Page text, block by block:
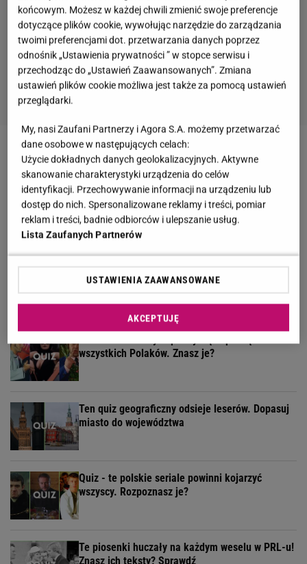
Słowa, których używały nasze prababcie.
Udowodnij, że wiesz o co chodzi
Quiz o "Seksmisji". Sprawdź, jak dobrze
pamiętasz ten kultowy film
Umiesz się zachować? Sprawdź to w quizie z
zasad savoir vivre!
wszystkich Polaków. Znasz je?
Ten quiz geograficzny odsieje leserów. Dopasuj
miasto do województwa
Quiz - te polskie seriale powinni kojarzyć
wszyscy. Rozpoznasz je?
Te piosenki huczały na każdym weselu w PRL-u!
Znasz ich teksty? Sprawdź
końcowym. Możesz w każdej chwili zmienić swoje preferencje
dotyczące plików cookie, wywołując narzędzie do zarządzania
twoimi preferencjami dot. przetwarzania danych poprzez
odnośnik „Ustawienia prywatności ” w stopce serwisu i
przechodząc do „Ustawień Zaawansowanych”. Zmiana
ustawień plików cookie możliwa jest także za pomocą ustawień
przeglądarki.
My, nasi Zaufani Partnerzy i Agora S.A. możemy przetwarzać
dane osobowe w następujących celach:
Użycie dokładnych danych geolokalizacyjnych. Aktywne
skanowanie charakterystyki urządzenia do celów
identyfikacji. Przechowywanie informacji na urządzeniu lub
dostęp do nich. Spersonalizowane reklamy i treści, pomiar
reklam i treści, badnie odbiorców i ulepszanie usług.
Lista Zaufanych Partnerów
USTAWIENIA ZAAWANSOWANE
AKCEPTUJĘ